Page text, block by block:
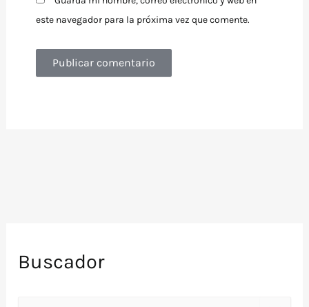
este navegador para la próxima vez que comente.
Buscador